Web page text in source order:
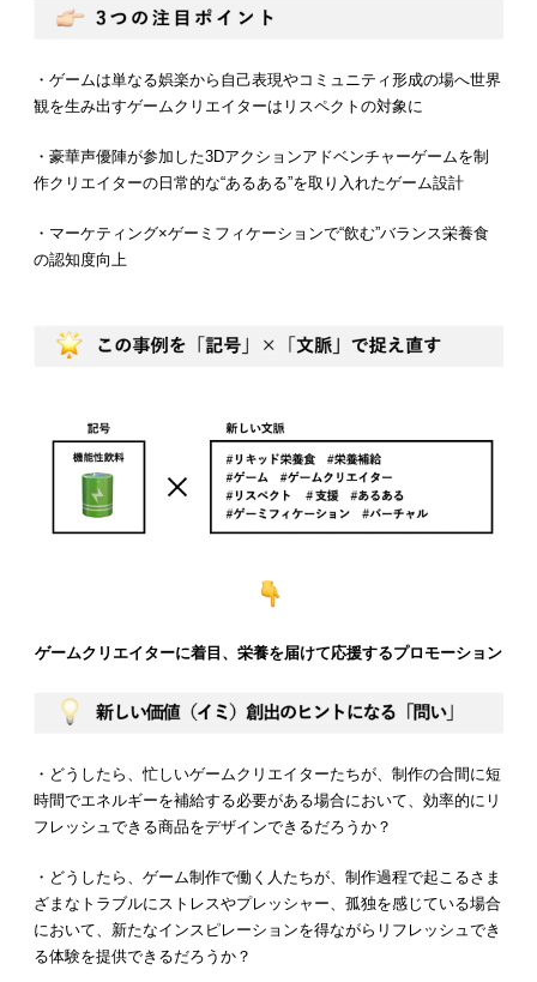
・ゲームは単なる娯楽から自己表現やコミュニティ形成の場へ世界
観を生み出すゲームクリエイターはリスペクトの対象に
・豪華声優陣が参加した3Dアクションアドベンチャーゲームを制
作クリエイターの日常的な“あるある”を取り入れたゲーム設計
・マーケティング×ゲーミフィケーションで“飲む”バランス栄養食
の認知度向上
ゲームクリエイターに着目、栄養を届けて応援するプロモーション
・どうしたら、忙しいゲームクリエイターたちが、制作の合間に短
時間でエネルギーを補給する必要がある場合において、効率的にリ
フレッシュできる商品をデザインできるだろうか？
・どうしたら、ゲーム制作で働く人たちが、制作過程で起こるさま
ざまなトラブルにストレスやプレッシャー、孤独を感じている場合
において、新たなインスピレーションを得ながらリフレッシュでき
る体験を提供できるだろうか？